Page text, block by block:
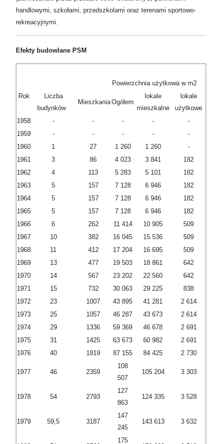
handlowymi, szkołami, przedszkolami oraz terenami sportowo-
rekreacyjnymi.
Efekty budowlane PSM
Powierzchnia użytkowa w m2
Rok
Liczba
budynków
MieszkaniaOgółem
lokale
mieszkalne
lokale
użytkowe
1958
- - - -
-
1959
- - - -
-
1960
1 27 1 260 1 260
-
1961
3 86 4 023 3 841
182
1962
4 113 5 283 5 101
182
1963
5 157 7 128 6 946
182
1964
5 157 7 128 6 946
182
1965
5 157 7 128 6 946
182
1966
6 262 11 414 10 905
509
1967
10 382 16 045 15 536
509
1968
11 412 17 204 16 695
509
1969
13 477 19 503 18 861
642
1970
14 567 23 202 22 560
642
1971
15 732 30 063 29 225
838
1972
23 1007 43 895 41 281
2 614
1973
25 1057 46 287 43 673
2 614
1974
29 1336 59 369 46 678
2 691
1975
31 1425 63 673 60 982
2 691
1976
40 1919 87 155 84 425 2 730
1977 46 2359
108
507
105 204 3 303
1978 54 2793
127
863
124 335 3 528
1979 59,5 3187
147
245
143 613 3 632
175